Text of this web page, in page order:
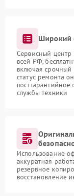
Широкий
Сервисный центр
всей РФ,
включая срочный
статус ремонта
службы техники
Использование
аккуратная
резервное
восстановление